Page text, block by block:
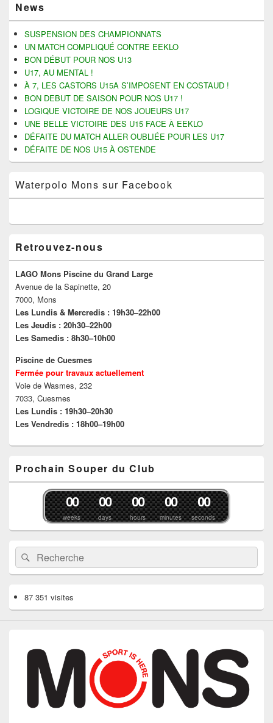
principale
de
widget
pour
barre
latérale
News
SUSPENSION DES CHAMPIONNATS
UN MATCH COMPLIQUÉ CONTRE EEKLO
BON DÉBUT POUR NOS U13
U17, AU MENTAL !
À 7, LES CASTORS U15A S’IMPOSENT EN COSTAUD !
BON DEBUT DE SAISON POUR NOS U17 !
LOGIQUE VICTOIRE DE NOS JOUEURS U17
UNE BELLE VICTOIRE DES U15 FACE À EEKLO
DÉFAITE DU MATCH ALLER OUBLIÉE POUR LES U17
DÉFAITE DE NOS U15 À OSTENDE
Waterpolo Mons sur Facebook
Retrouvez-nous
LAGO Mons Piscine du Grand Large
Avenue de la Sapinette, 20
7000, Mons
Les Lundis & Mercredis : 19h30–22h00
Les Jeudis : 20h30–22h00
Les Samedis : 8h30–10h00
Piscine de Cuesmes
Fermée pour travaux actuellement
Voie de Wasmes, 232
7033, Cuesmes
Les Lundis : 19h30–20h30
Les Vendredis : 18h00–19h00
Prochain Souper du Club
weeks
00
days
00
hours
00
minutes
00
seconds
00
Recherche :Rechercher
87 351 visites